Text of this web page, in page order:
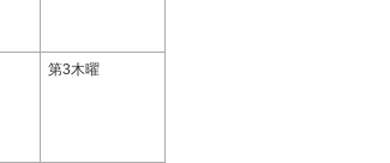
第3木曜